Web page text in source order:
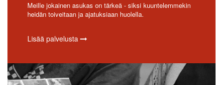
Meille jokainen asukas on tärkeä - siksi kuuntelemmekin
heidän toiveitaan ja ajatuksiaan huolella.
Lisää palvelusta